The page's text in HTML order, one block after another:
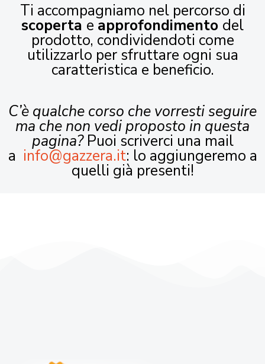
Ti accompagniamo nel percorso di
scoperta e approfondimento del
prodotto, condividendoti come
utilizzarlo per sfruttare ogni sua
caratteristica e beneficio.
C’è qualche corso che vorresti seguire
ma che non vedi proposto in questa
pagina?Puoi scriverci una mail
a info@gazzera.it: lo aggiungeremo a
quelli già presenti!